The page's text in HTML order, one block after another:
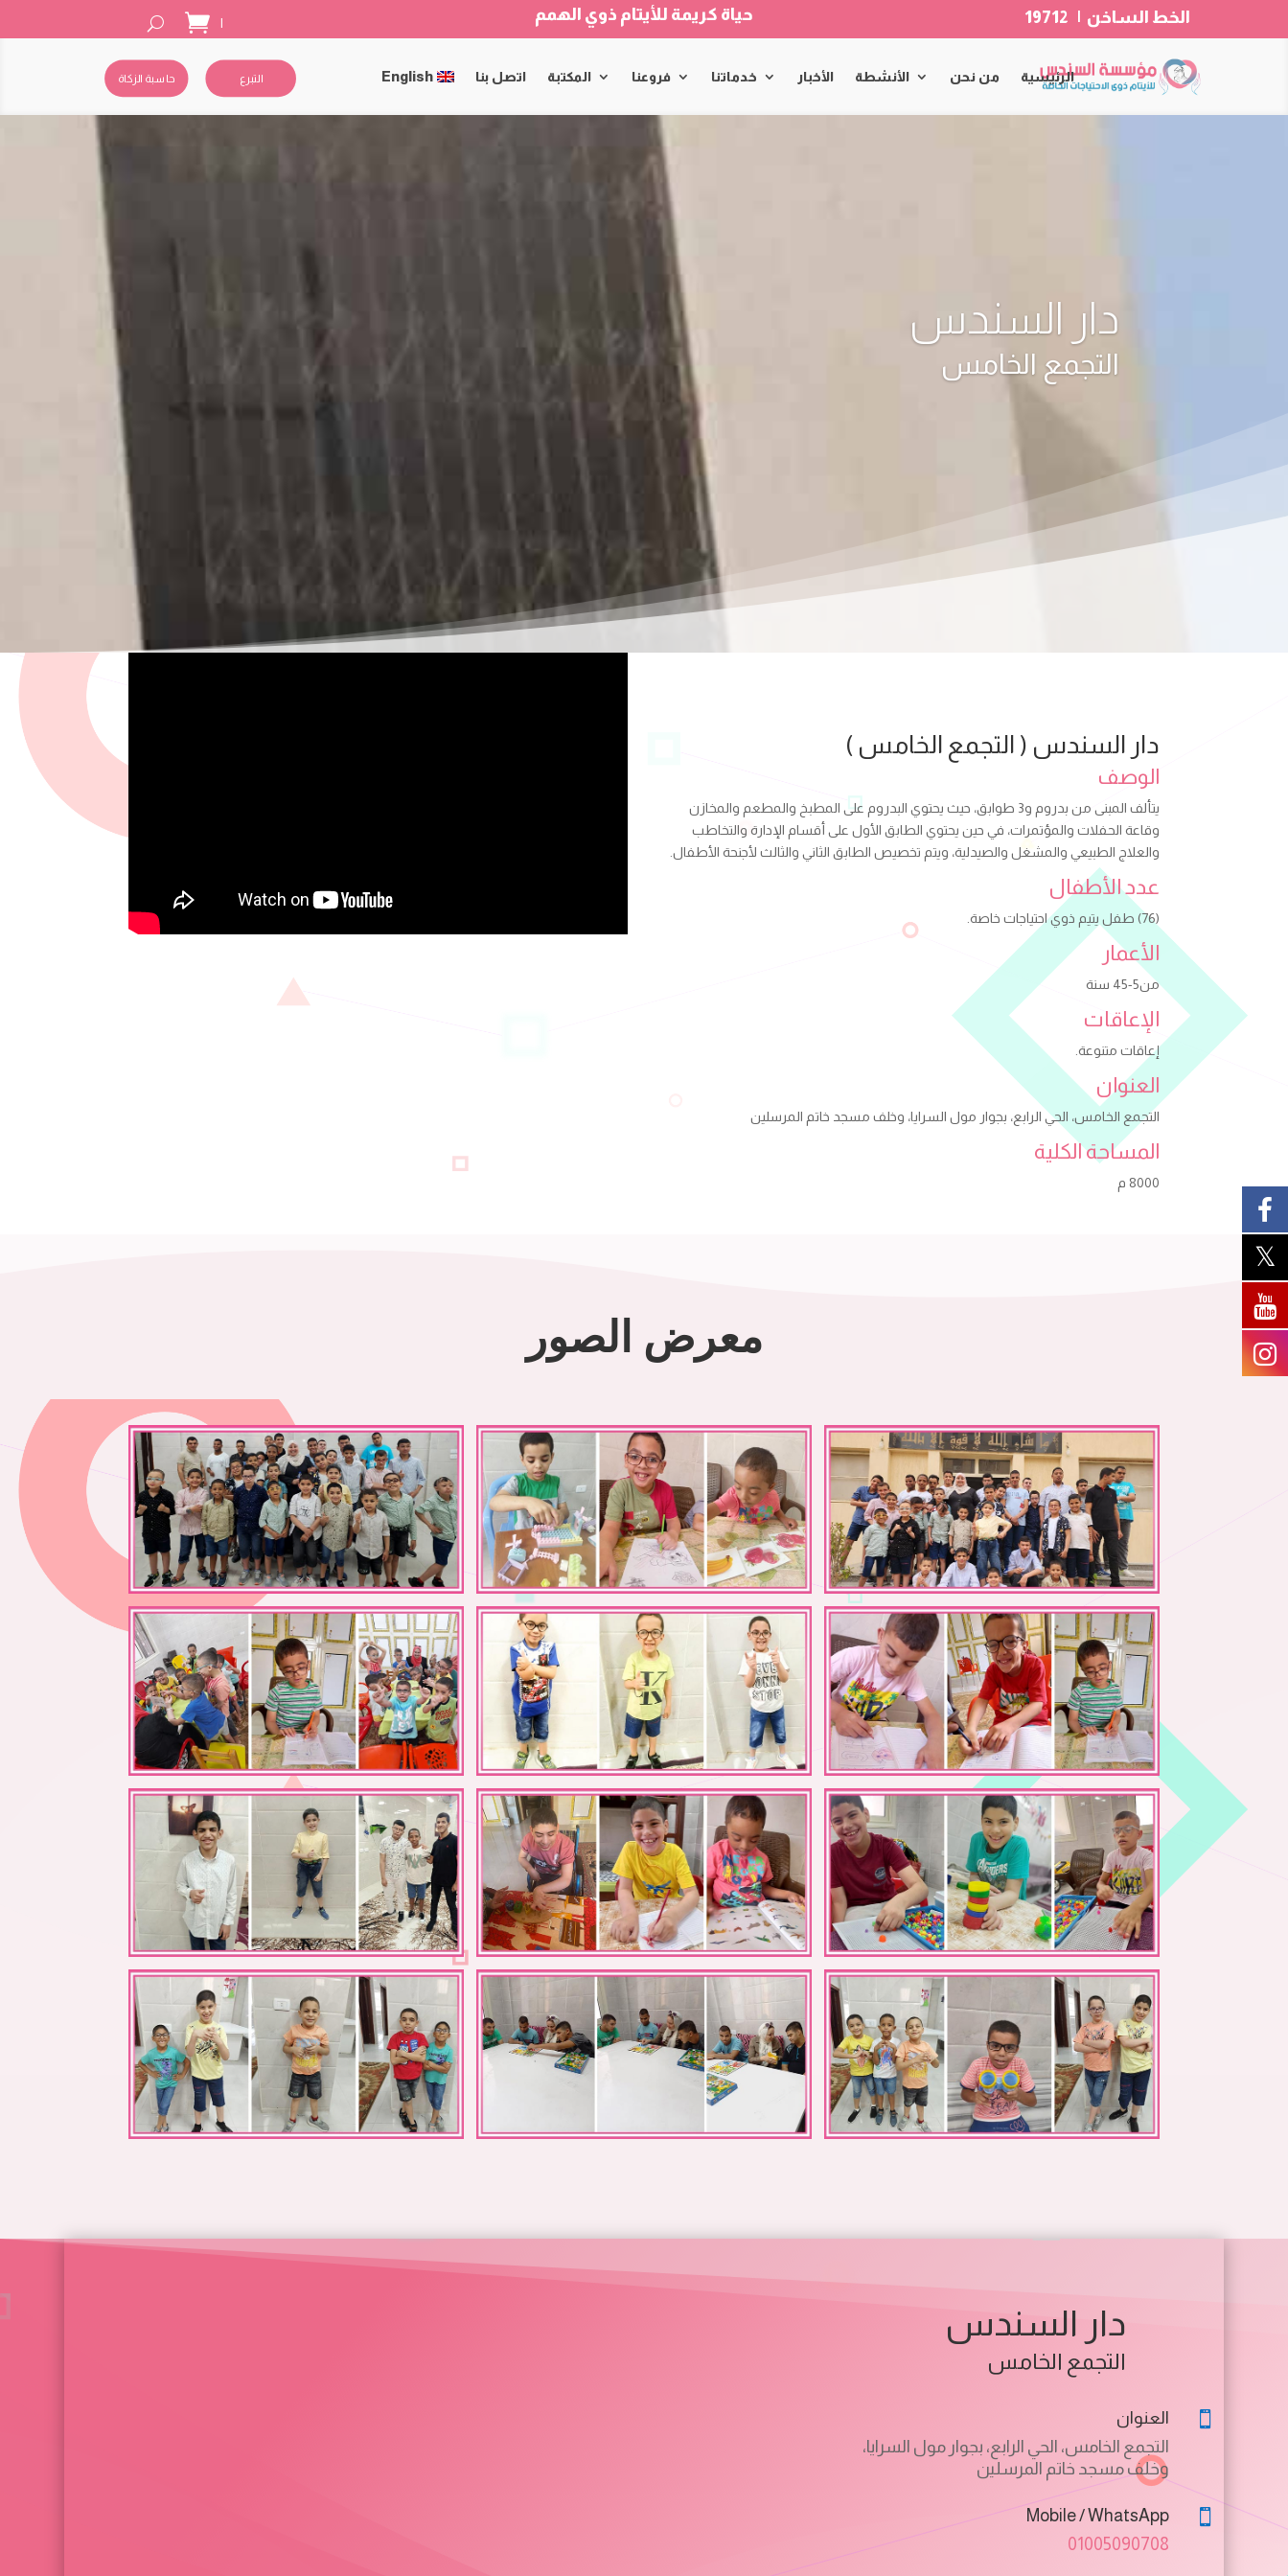
| حياة كريمة للأيتام ذوي الهمم الخط الساخن | 19712
التبرع حاسبة الزكاة الرئيسية من نحن الأنشطة الأخبار خدماتنا فروعنا المكتبة اتصل بنا English
دار السندس
التجمع الخامس
دار السندس ( التجمع الخامس )
الوصف
يتألف المبنى من بدروم و3 طوابق، حيث يحتوي البدروم على المطبخ والمطعم والمخازن
وقاعة الحفلات والمؤتمرات، في حين يحتوي الطابق الأول على أقسام الإدارة والتخاطب
والعلاج الطبيعي والمشغل والصيدلية، ويتم تخصيص الطابق الثاني والثالث لأجنحة الأطفال.
عدد الأطفال
(76) طفل يتيم ذوي احتياجات خاصة.
الأعمار
من5-45 سنة
الإعاقات
إعاقات متنوعة.
العنوان
التجمع الخامس، الحي الرابع، بجوار مول السرايا، وخلف مسجد خاتم المرسلين
المساحة الكلية
8000 م
معرض الصور
دار السندس
التجمع الخامس

العنوان
التجمع الخامس، الحي الرابع، بجوار مول السرايا،
وخلف مسجد خاتم المرسلين

Mobile / WhatsApp
01005090708